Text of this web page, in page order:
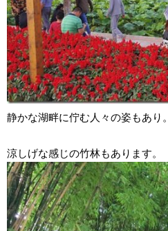
静かな湖畔に佇む人々の姿もあり。
涼しげな感じの竹林もあります。